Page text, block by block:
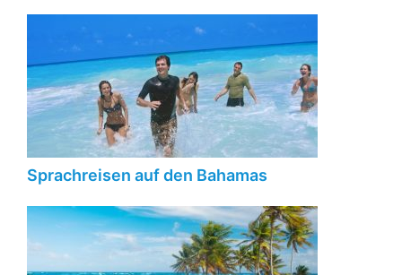
Sprachreisen auf den Bahamas